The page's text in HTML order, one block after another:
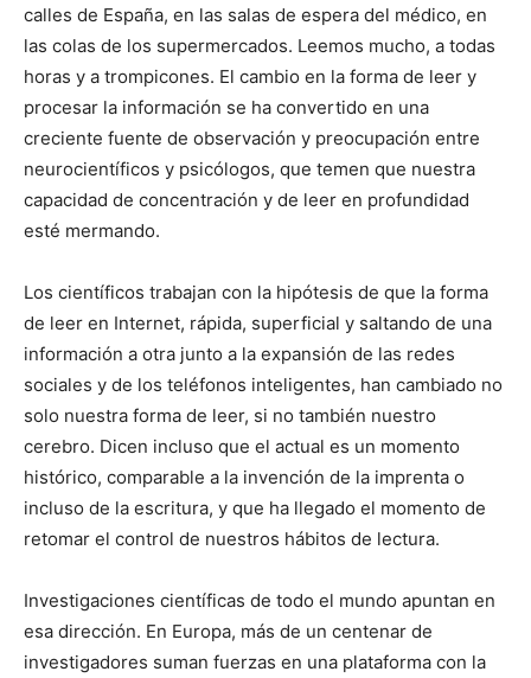
calles de España, en las salas de espera del médico, en
las colas de los supermercados. Leemos mucho, a todas
horas y a trompicones. El cambio en la forma de leer y
procesar la información se ha convertido en una
creciente fuente de observación y preocupación entre
neurocientíficos y psicólogos, que temen que nuestra
capacidad de concentración y de leer en profundidad
esté mermando.
Los científicos trabajan con la hipótesis de que la forma
de leer en Internet, rápida, superficial y saltando de una
información a otra junto a la expansión de las redes
sociales y de los teléfonos inteligentes, han cambiado no
solo nuestra forma de leer, si no también nuestro
cerebro. Dicen incluso que el actual es un momento
histórico, comparable a la invención de la imprenta o
incluso de la escritura, y que ha llegado el momento de
retomar el control de nuestros hábitos de lectura.
Investigaciones científicas de todo el mundo apuntan en
esa dirección. En Europa, más de un centenar de
investigadores suman fuerzas en una plataforma con la